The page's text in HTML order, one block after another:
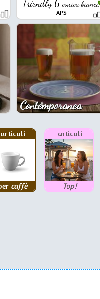
Friendly 6 conica bianca
APS
Contemporanea
articoli
caffè
articoli
Top!